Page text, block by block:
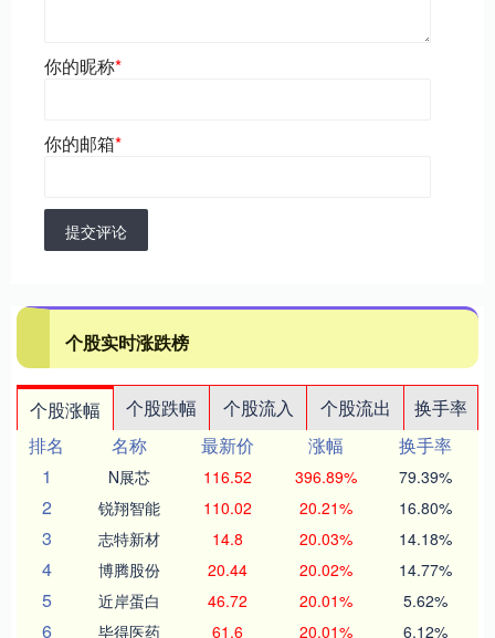
你的昵称*
你的邮箱*
提交评论
个股实时涨跌榜
个股涨幅 个股跌幅 个股流入 个股流出
换手率
排名
名称 最新价 涨幅
换手率
1
N展芯 116.52 396.89% 79.39%
2 锐翔智能 110.02 20.21% 16.80%
3 志特新材 14.8 20.03% 14.18%
4 博腾股份 20.44 20.02% 14.77%
5 近岸蛋白 46.72 20.01% 5.62%
6 毕得医药 61.6 20.01% 6.12%